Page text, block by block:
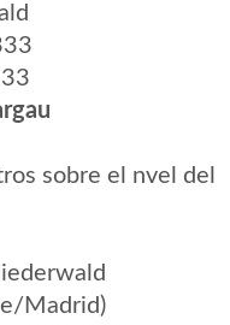
sobre el nvel del
Madrid)